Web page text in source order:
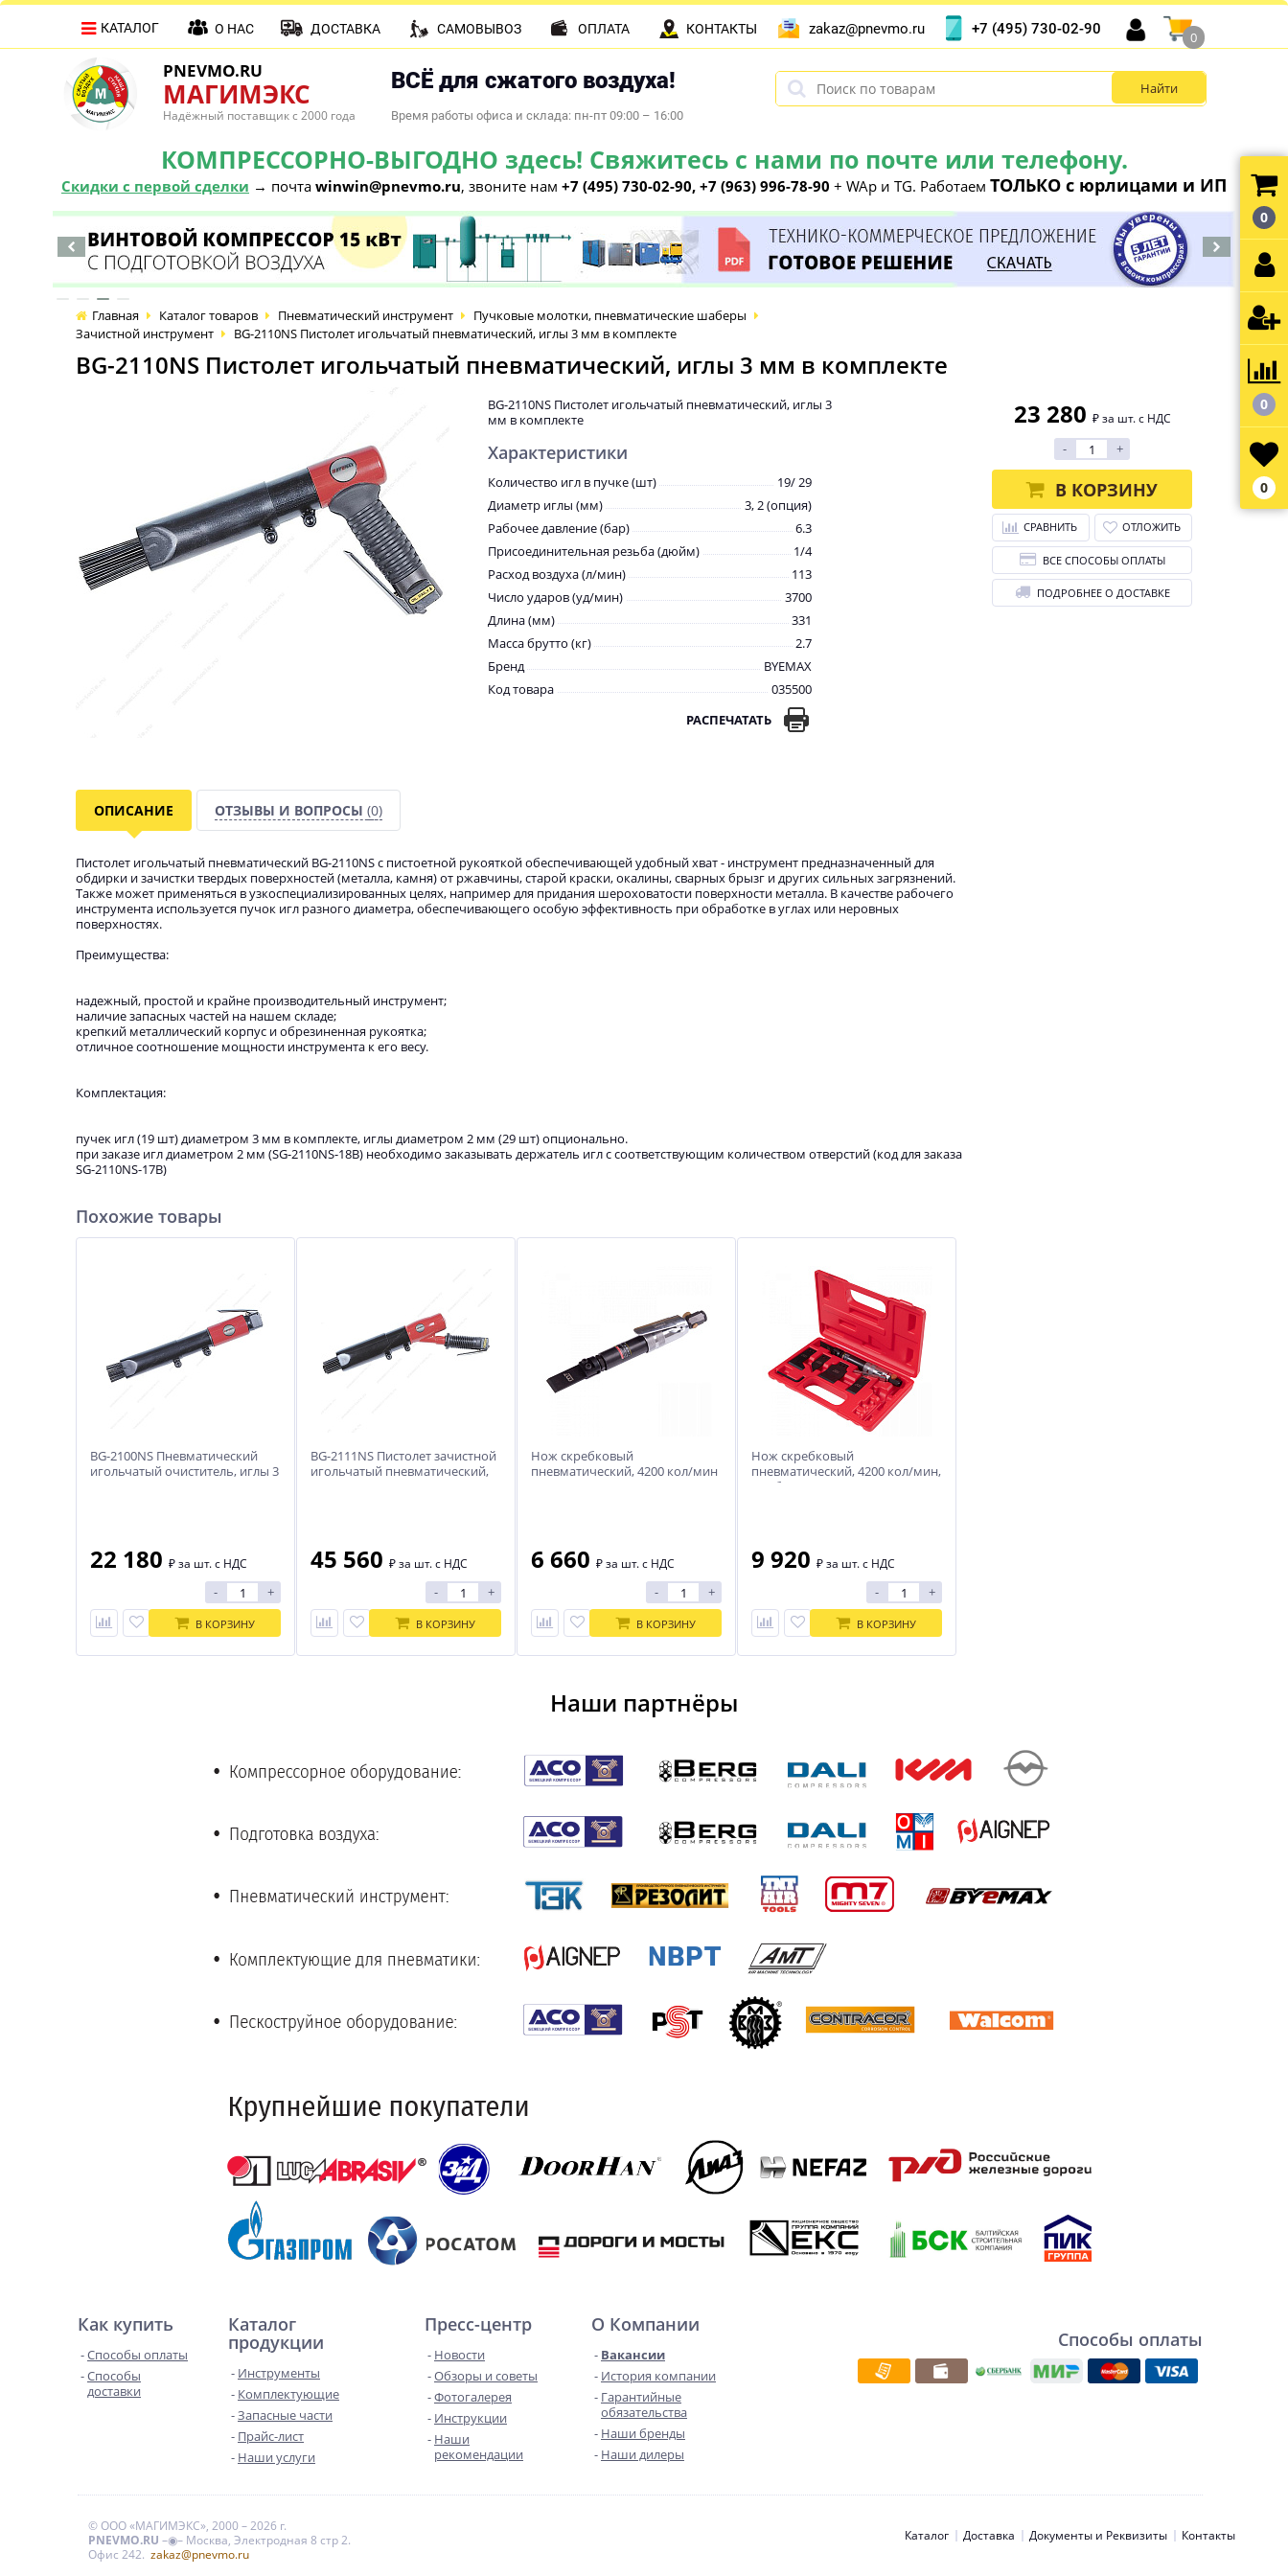
PNEVMO.RU
МАГИМЭКС
Надёжный поставщик с 2000 года
ВСЁ для сжатого воздуха!
Время работы офиса и склада: пн-пт 09:00 – 16:00
КОМПРЕССОРНО-ВЫГОДНО здесь! Свяжитесь с нами по почте или телефону.
Скидки с первой сделки → почта winwin@pnevmo.ru, звоните нам +7 (495) 730-02-90, +7 (963) 996-78-90 + WAp и TG. Работаем ТОЛЬКО с юрлицами и ИП
КАТАЛОГ О НАС ДОСТАВКА САМОВЫВОЗ ОПЛАТА КОНТАКТЫ zakaz@pnevmo.ru +7 (495) 730-02-90
0
Главная Каталог товаров Пневматический инструмент
Пучковые молотки, пневматические шаберы
Зачистной инструмент
BG-2110NS Пистолет игольчатый пневматический, иглы 3 мм в комплекте
BG-2110NS Пистолет игольчатый пневматический, иглы 3 мм в комплекте
BG-2110NS Пистолет игольчатый пневматический, иглы 3
мм в комплекте
Характеристики
Количество игл в пучке (шт)
19/ 29
Диаметр иглы (мм)
3, 2 (опция)
Рабочее давление (бар)
6.3
Присоединительная резьба (дюйм)
1/4
Расход воздуха (л/мин)
113
Число ударов (уд/мин)
3700
Длина (мм)
331
Масса брутто (кг)
2.7
Бренд
BYEMAX
Код товара
035500
РАСПЕЧАТАТЬ
23 280 ₽ за шт. с НДС
- +
В КОРЗИНУ
СРАВНИТЬ ОТЛОЖИТЬ
ВСЕ СПОСОБЫ ОПЛАТЫ
ПОДРОБНЕЕ О ДОСТАВКЕ
ОПИСАНИЕ ОТЗЫВЫ И ВОПРОСЫ (0)
Пистолет игольчатый пневматический BG-2110NS с пистоетной рукояткой обеспечивающей удобный хват - инструмент предназначенный для
обдирки и зачистки твердых поверхностей (металла, камня) от ржавчины, старой краски, окалины, сварных брызг и других сильных загрязнений.
Также может применяться в узкоспециализированных целях, например для придания шероховатости поверхности металла. В качестве рабочего
инструмента используется пучок игл разного диаметра, обеспечивающего особую эффективность при обработке в углах или неровных
поверхностях.
Преимущества:
надежный, простой и крайне производительный инструмент;
наличие запасных частей на нашем складе;
крепкий металлический корпус и обрезиненная рукоятка;
отличное соотношение мощности инструмента к его весу.
Комплектация:
пучек игл (19 шт) диаметром 3 мм в комплекте, иглы диаметром 2 мм (29 шт) опционально.
при заказе игл диаметром 2 мм (SG-2110NS-18B) необходимо заказывать держатель игл с соответствующим количеством отверстий (код для заказа
SG-2110NS-17B)
Похожие товары
Нож скребковый
пневматический, 4200 кол/мин,
с набором насадок, 6
9 920 ₽за шт. с НДС
- +
В КОРЗИНУ
Нож скребковый
пневматический, 4200 кол/мин
6 660 ₽за шт. с НДС
- +
В КОРЗИНУ
BG-2111NS Пистолет зачистной
игольчатый пневматический,
45 560 ₽за шт. с НДС
- +
В КОРЗИНУ
BG-2100NS Пневматический
игольчатый очиститель, иглы 3
22 180 ₽за шт. с НДС
- +
В КОРЗИНУ
Наши партнёры
Как купить
Способы оплаты
Способы
доставки
Каталог
продукции
Инструменты
Комплектующие
Запасные части
Прайс-лист
Наши услуги
Пресс-центр
Новости
Обзоры и советы
Фотогалерея
Инструкции
Наши
рекомендации
О Компании
Вакансии
История компании
Гарантийные
обязательства
Наши бренды
Наши дилеры
Способы оплаты
© ООО «МАГИМЭКС», 2000 – 2026 г.
PNEVMO.RU –◉– Москва, Электродная 8 стр 2.
Офис 242. zakaz@pnevmo.ru
Каталог Доставка Документы и Реквизиты Контакты
0
0
0